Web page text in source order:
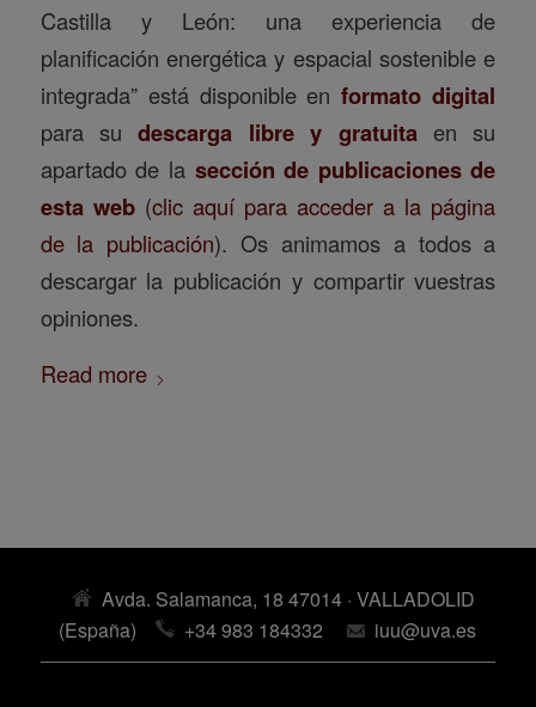
Castilla y León: una experiencia de
planificación energética y espacial sostenible e
integrada” está disponible enformato digital
para sudescarga libre y gratuita en su
apartado de la sección de publicaciones de
esta web(clic aquí para acceder a la página
de la publicación). Os animamos a todos a
descargar la publicación y compartir vuestras
opiniones.
Read more
Avda. Salamanca, 18 47014 · VALLADOLID
(España)
+34 983 184332 iuu@uva.es